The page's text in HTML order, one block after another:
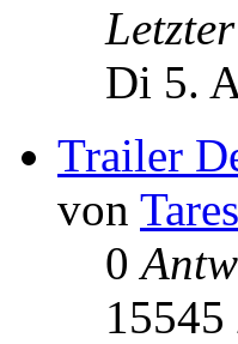
Di 5.
Trailer
von
0
15545